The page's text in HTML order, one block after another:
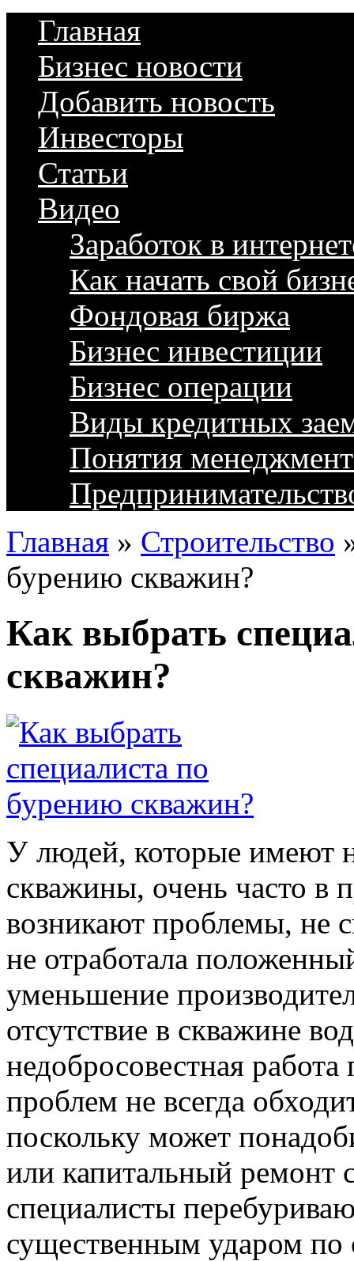
Главная
Бизнес новости
Добавить новость
Инвесторы
Статьи
Видео
Заработок в
Как начать свой
Фондовая биржа
Бизнес инвестиции
Бизнес операции
Виды кредитных
Понятия
Главная » Строительство
бурению скважин?
Как выбрать
скважин?
У людей, которые имеют
скважины, очень часто в
возникают проблемы, не
не отработала
уменьшение
отсутствие в скважине
недобросовестная
проблем не всегда
поскольку может
или капитальный ремонт
специалисты
существенным ударом